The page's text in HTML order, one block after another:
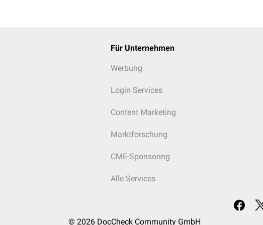
Für Unternehmen
Werbung
Login Services
Content Marketing
Marktforschung
CME-Sponsoring
Alle Services
© 2026 DocCheck Community GmbH